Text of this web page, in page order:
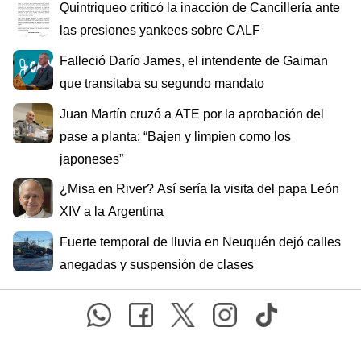
Quintriqueo criticó la inacción de Cancillería ante
las presiones yankees sobre CALF
Falleció Darío James, el intendente de Gaiman
que transitaba su segundo mandato
Juan Martín cruzó a ATE por la aprobación del
pase a planta: “Bajen y limpien como los
japoneses”
¿Misa en River? Así sería la visita del papa León
XIV a la Argentina
Fuerte temporal de lluvia en Neuquén dejó calles
anegadas y suspensión de clases